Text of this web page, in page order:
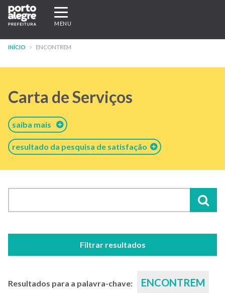
Pular
para
conteúdo
Expandir/recolher
navegação
MENU
INÍCIO ENCONTREM
Carta de Serviços
saiba mais
resultado da pesquisa de satisfação
Filtrar resultados
Resultados para a palavra-chave: ENCONTREM